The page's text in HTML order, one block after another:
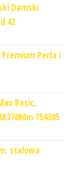
Damski
42
Perła i
Basic,
754385
stalowa